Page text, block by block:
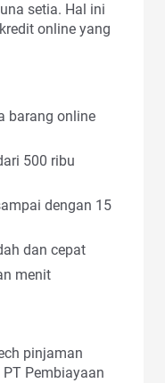
setia. Hal ini
online yang
barang online
500 ribu
dengan 15
dan cepat
menit
pinjaman
Pembiayaan